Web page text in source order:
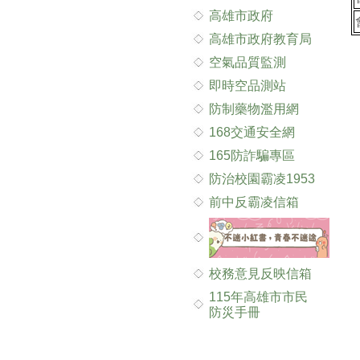
高雄市政府
高雄市政府教育局
空氣品質監測
即時空品測站
防制藥物濫用網
168交通安全網
165防詐騙專區
防治校園霸凌1953
前中反霸凌信箱
校務意見反映信箱
115年高雄市市民
防災手冊